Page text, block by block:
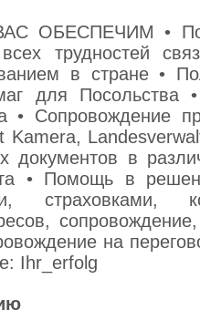
ОБЕСПЕЧИМ •
трудностей
в стране •
для Посольства
• Сопровождение
Kamera,
документов в
• Помощь в
страховками,
на
Ihr_erfolg